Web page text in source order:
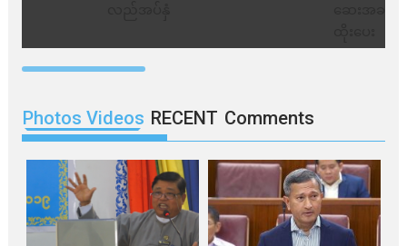
Photos Videos RECENT Comments